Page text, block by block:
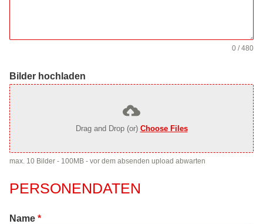
0 / 480
Bilder hochladen
Drag and Drop (or) Choose Files
max. 10 Bilder - 100MB - vor dem absenden upload abwarten
PERSONENDATEN
Name *